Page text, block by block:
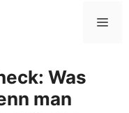
Was
man